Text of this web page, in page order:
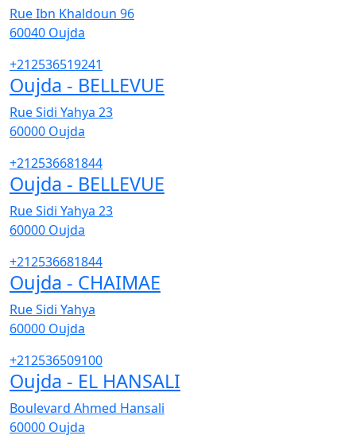
Rue Ibn Khaldoun 96
60040 Oujda
+212536519241
Oujda - BELLEVUE
Rue Sidi Yahya 23
60000 Oujda
+212536681844
Oujda - BELLEVUE
Rue Sidi Yahya 23
60000 Oujda
+212536681844
Oujda - CHAIMAE
Rue Sidi Yahya
60000 Oujda
+212536509100
Oujda - EL HANSALI
Boulevard Ahmed Hansali
60000 Oujda